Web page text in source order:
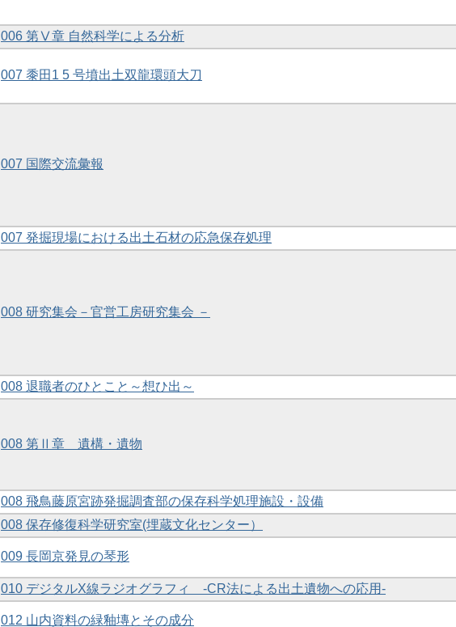
006 第Ⅴ章 自然科学による分析
007 黍田1 5 号墳出土双龍環頭大刀
007 国際交流彙報
007 発掘現場における出土石材の応急保存処理
008 研究集会－官営工房研究集会 －
008 退職者のひとこと～想ひ出～
008 第Ⅱ章 遺構・遺物
008 飛鳥藤原宮跡発掘調査部の保存科学処理施設・設備
008 保存修復科学研究室(埋蔵文化センター）
009 長岡京発見の琴形
010 デジタルX線ラジオグラフィ -CR法による出土遺物への応用-
012 山内資料の緑釉塼とその成分